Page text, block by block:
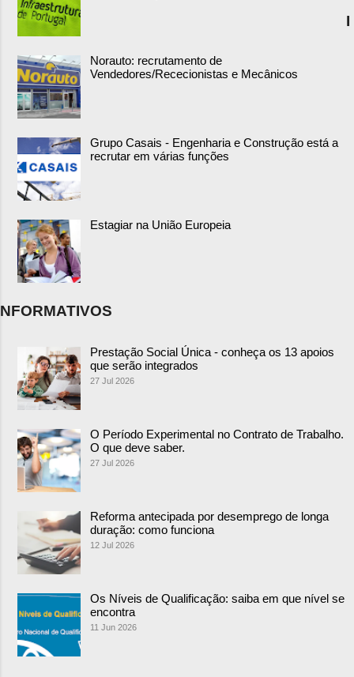
Norauto: recrutamento de
Vendedores/Rececionistas e Mecânicos
Grupo Casais - Engenharia e Construção está a
recrutar em várias funções
Estagiar na União Europeia
I
NFORMATIVOS
Prestação Social Única - conheça os 13 apoios
que serão integrados
27 Jul 2026
O Período Experimental no Contrato de Trabalho.
O que deve saber.
27 Jul 2026
Reforma antecipada por desemprego de longa
duração: como funciona
12 Jul 2026
Os Níveis de Qualificação: saiba em que nível se
encontra
11 Jun 2026